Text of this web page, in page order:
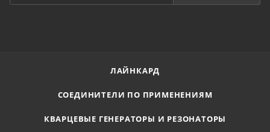
ЛАЙНКАРД
СОЕДИНИТЕЛИ ПО ПРИМЕНЕНИЯМ
КВАРЦЕВЫЕ ГЕНЕРАТОРЫ И РЕЗОНАТОРЫ